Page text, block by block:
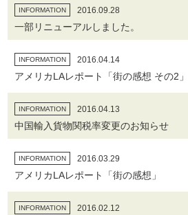
INFORMATION 2016.09.28
一部リニューアルしました。
INFORMATION 2016.04.14
アメリカLAレポート「街の感想 その2」
INFORMATION 2016.04.13
中国輸入貨物関税率変更のお知らせ
INFORMATION 2016.03.29
アメリカLAレポート「街の感想」
INFORMATION 2016.02.12